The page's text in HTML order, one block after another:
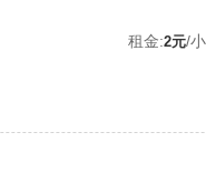
租金:2元/